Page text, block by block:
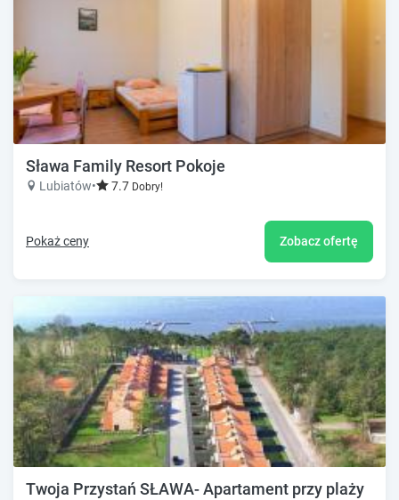
Sława Family Resort Pokoje
Lubiatów• 7.7 Dobry!
Pokaż ceny Zobacz ofertę
Twoja Przystań SŁAWA- Apartament przy plaży